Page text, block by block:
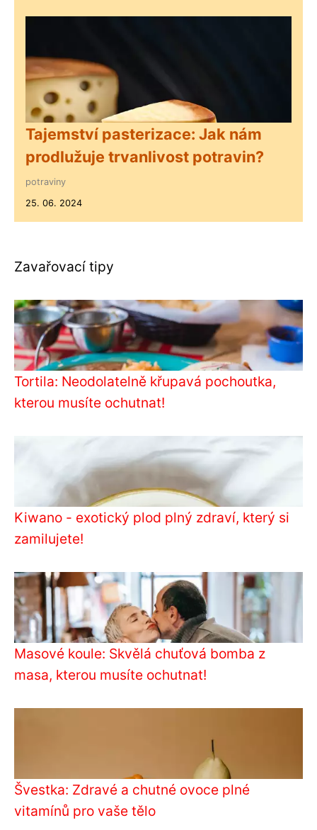
Tajemství pasterizace: Jak nám
prodlužuje trvanlivost potravin?
potraviny
25. 06. 2024
Zavařovací tipy
Tortila: Neodolatelně křupavá pochoutka,
kterou musíte ochutnat!
Kiwano - exotický plod plný zdraví, který si
zamilujete!
Masové koule: Skvělá chuťová bomba z
masa, kterou musíte ochutnat!
Švestka: Zdravé a chutné ovoce plné
vitamínů pro vaše tělo